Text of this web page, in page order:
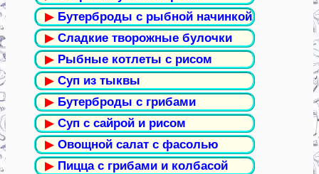
▶ Бутерброды с рыбной начинкой
▶ Сладкие творожные булочки
▶ Рыбные котлеты с рисом
▶ Суп из тыквы
▶ Бутерброды с грибами
▶ Суп с сайрой и рисом
▶ Овощной салат с фасолью
▶ Пицца с грибами и колбасой